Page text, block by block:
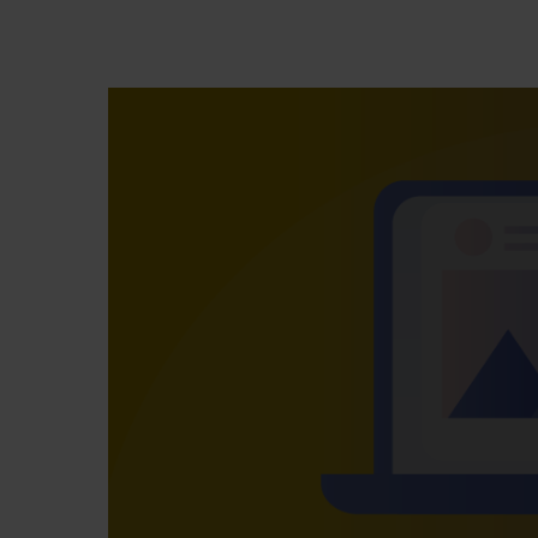
Premi invio per cercare o ESC per